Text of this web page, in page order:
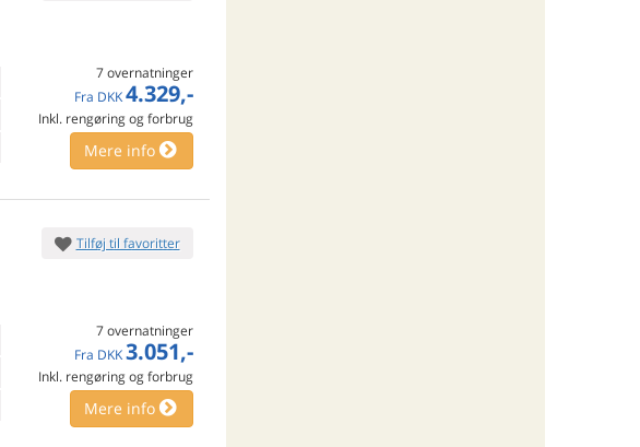
7 overnatninger
Fra DKK 4.329,-
Inkl. rengøring og forbrug
Mere info
Tilføj til favoritter
7 overnatninger
Fra DKK 3.051,-
Inkl. rengøring og forbrug
Mere info